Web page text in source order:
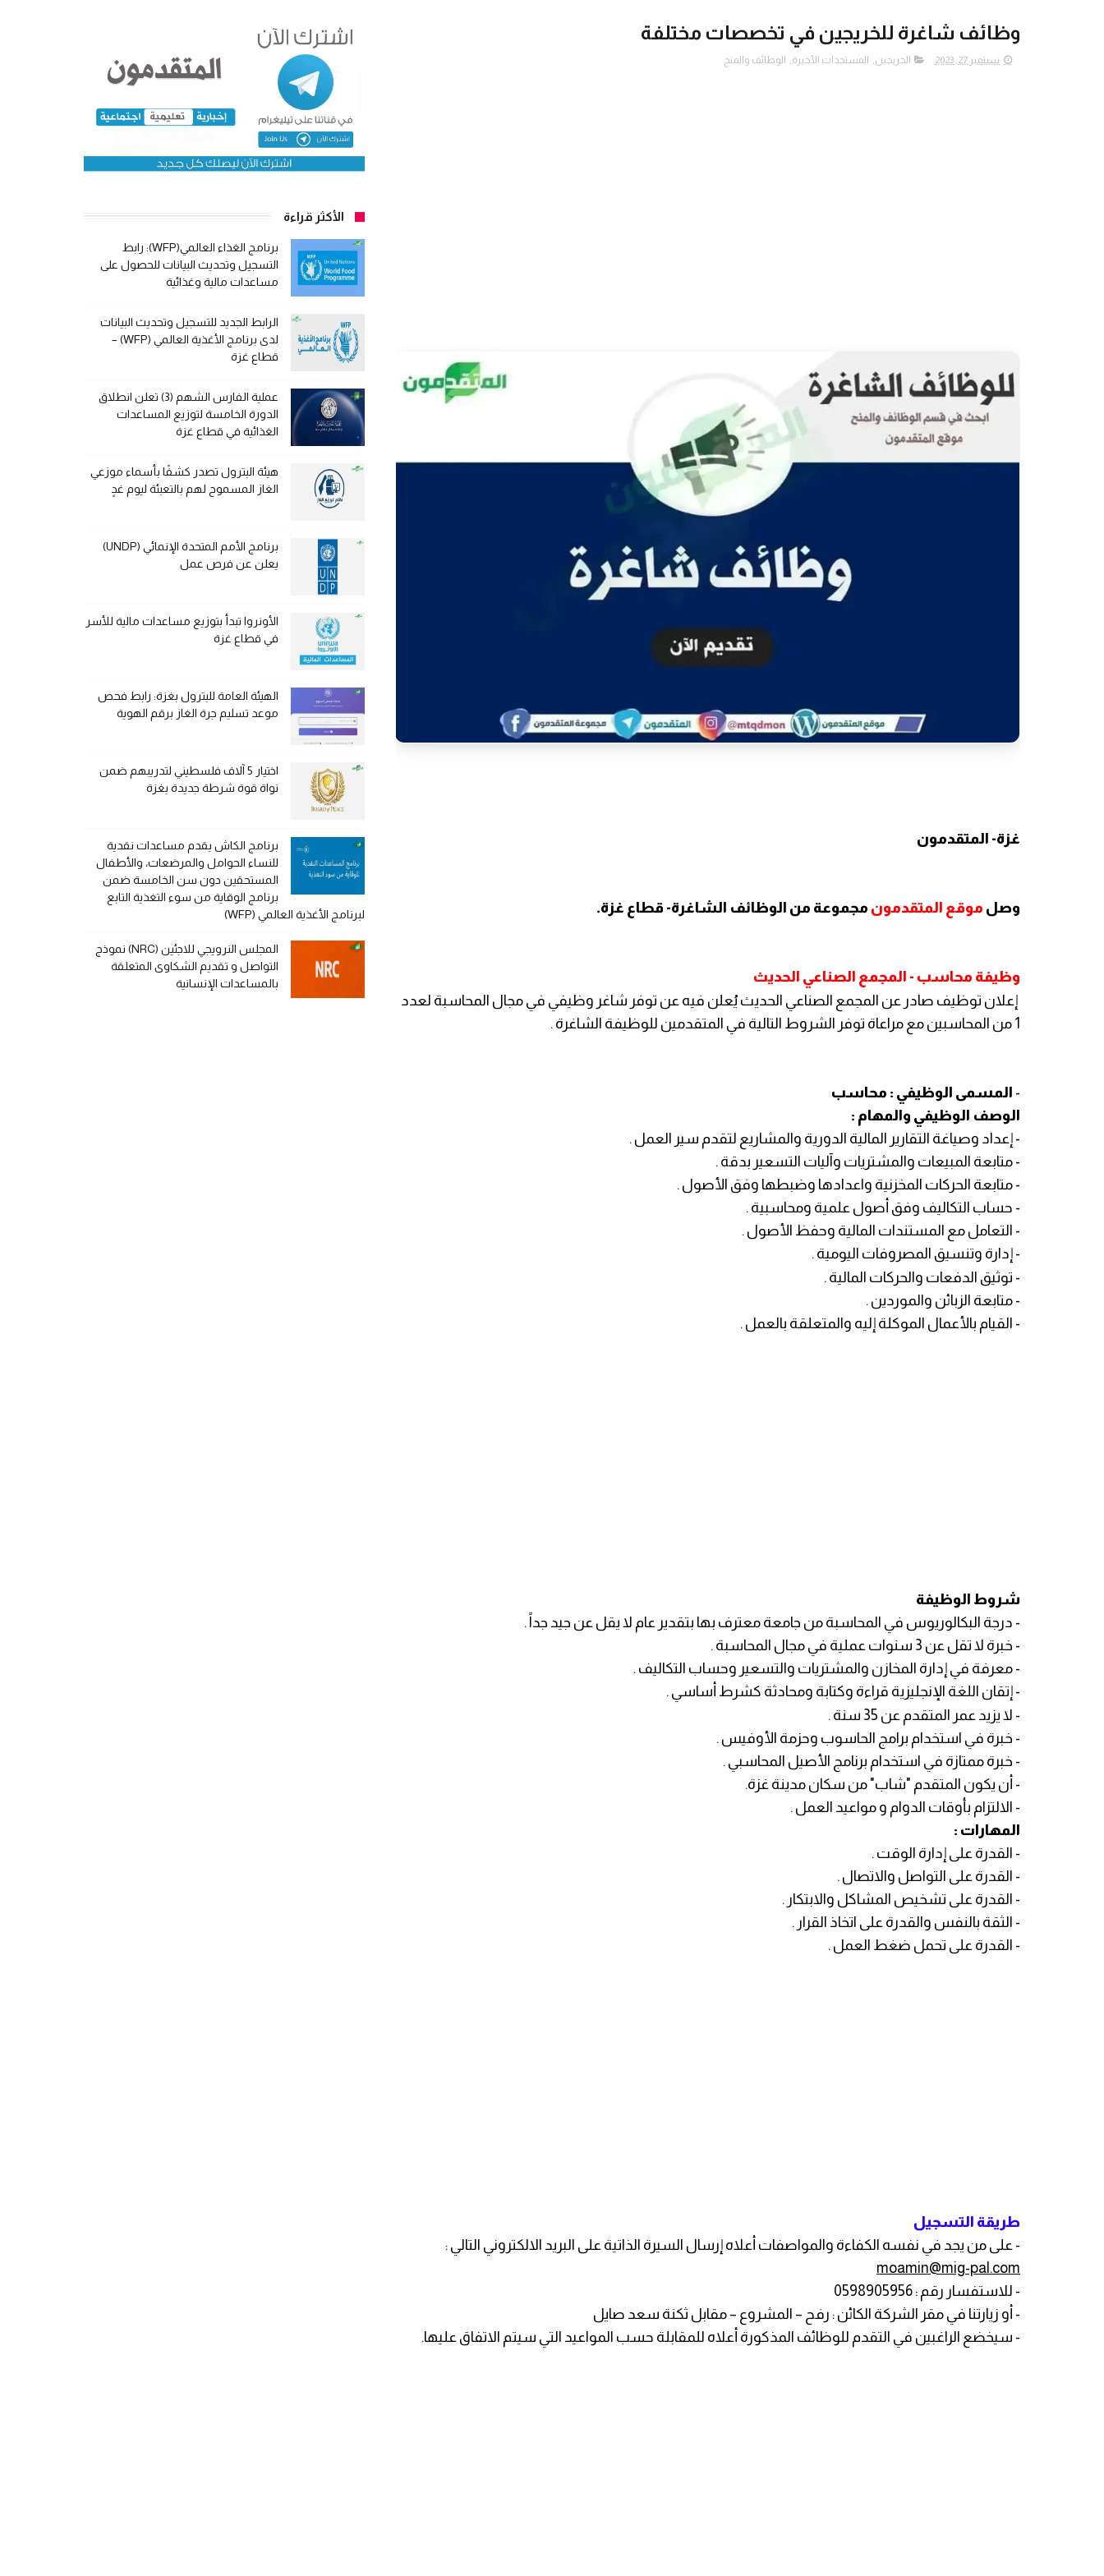
وظائف شاغرة للخريجين في تخصصات مختلفة
سبتمبر 27, 2023 الخريجين, المستجدات الأخيرة, الوظائف والمنح
غزة- المتقدمون
وصل موقع المتقدمون مجموعة من الوظائف الشاغرة- قطاع غزة.
وظيفة محاسب - المجمع الصناعي الحديث
إعلان توظيف صادر عن المجمع الصناعي الحديث يُعلن فيه عن توفر شاغر وظيفي في مجال المحاسبة لعدد
1 من المحاسبين مع مراعاة توفر الشروط التالية في المتقدمين للوظيفة الشاغرة .
- المسمى الوظيفي : محاسب
الوصف الوظيفي والمهام :
- إعداد وصياغة التقارير المالية الدورية والمشاريع لتقدم سير العمل .
- متابعة المبيعات والمشتريات وآليات التسعير بدقة .
- متابعة الحركات المخزنية واعدادها وضبطها وفق الأصول .
- حساب التكاليف وفق أصول علمية ومحاسبية .
- التعامل مع المستندات المالية وحفظ الأصول .
- إدارة وتنسيق المصروفات اليومية .
- توثيق الدفعات والحركات المالية .
- متابعة الزبائن والموردين .
- القيام بالأعمال الموكلة إليه والمتعلقة بالعمل .
شروط الوظيفة
- درجة البكالوريوس في المحاسبة من جامعة معترف بها بتقدير عام لا يقل عن جيد جداً .
- خبرة لا تقل عن 3 سنوات عملية في مجال المحاسبة .
- معرفة في إدارة المخازن والمشتريات والتسعير وحساب التكاليف .
- إتقان اللغة الإنجليزية قراءة وكتابة ومحادثة كشرط أساسي .
- لا يزيد عمر المتقدم عن 35 سنة .
- خبرة في استخدام برامج الحاسوب وحزمة الأوفيس .
- خبرة ممتازة في استخدام برنامج الأصيل المحاسبي .
- أن يكون المتقدم "شاب" من سكان مدينة غزة.
- الالتزام بأوقات الدوام و مواعيد العمل .
المهارات :
- القدرة على إدارة الوقت .
- القدرة على التواصل والاتصال .
- القدرة على تشخيص المشاكل والابتكار .
- الثقة بالنفس والقدرة على اتخاذ القرار .
- القدرة على تحمل ضغط العمل .
طريقة التسجيل
- على من يجد في نفسه الكفاءة والمواصفات أعلاه إرسال السيرة الذاتية على البريد الالكتروني التالي :
moamin@mig-pal.com
- للاستفسار رقم : 0598905956
- أو زيارتنا في مقر الشركة الكائن : رفح – المشروع – مقابل ثكنة سعد صايل
- سيخضع الراغبين في التقدم للوظائف المذكورة أعلاه للمقابلة حسب المواعيد التي سيتم الاتفاق عليها.
الأكثر قراءة
برنامج الغذاء العالمي(WFP): رابط
التسجيل وتحديث البيانات للحصول على
مساعدات مالية وغذائية
الرابط الجديد للتسجيل وتحديث البيانات
لدى برنامج الأغذية العالمي (WFP) –
قطاع غزة
عملية الفارس الشهم (3) تعلن انطلاق
الدورة الخامسة لتوزيع المساعدات
الغذائية في قطاع غزة
هيئة البترول تصدر كشفًا بأسماء موزعي
الغاز المسموح لهم بالتعبئة ليوم غدٍ
برنامج الأمم المتحدة الإنمائي (UNDP)
يعلن عن فرص عمل
الأونروا تبدأ بتوزيع مساعدات مالية للأسر
في قطاع غزة
الهيئة العامة للبترول بغزة: رابط فحص
موعد تسليم جرة الغاز برقم الهوية
اختيار 5 آلاف فلسطيني لتدريبهم ضمن
نواة قوة شرطة جديدة بغزة
برنامج الكاش يقدم مساعدات نقدية
للنساء الحوامل والمرضعات، والأطفال
المستحقين دون سن الخامسة ضمن
برنامج الوقاية من سوء التغذية التابع
لبرنامج الأغذية العالمي (WFP)
المجلس النرويجي للاجئين (NRC) نموذج
التواصل و تقديم الشكاوى المتعلقة
بالمساعدات الإنسانية